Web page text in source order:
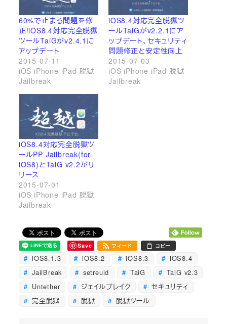
60%で止まる問題を修
正!iOS8.4対応完全脱獄
ツールTaiGがv2.4.1に
アップデート
2015-07-11
iOS iPhone iPad 脱獄
Jailbreak
iOS8.4対応完全脱獄ツ
ールTaiGがv2.2.1にア
ップデート、セキュリティ
問題修正と安定性向上
2015-07-03
iOS iPhone iPad 脱獄
Jailbreak
iOS8.4対応完全脱獄ツ
ールPP Jailbreak(for
iOS8)とTaiG v2.2がリ
リース
2015-07-01
iOS iPhone iPad 脱獄
Jailbreak
Save フィード コピー
iOS8.1.3 iOS8.2 iOS8.3
iOS8.4
JailBreak
setreuid TaiG
TaiG v2.3
Untether
ジェイルブレイク
セキュリティ
完全脱獄
脱獄 脱獄ツール